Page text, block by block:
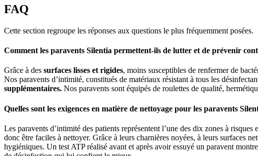
FAQ
Cette section regroupe les réponses aux questions le plus fréquemment posées.
Comment les paravents Silentia permettent-ils de lutter et de prévenir
Grâce à des surfaces lisses et rigides, moins susceptibles de renfermer de
Nos paravents d’intimité, constitués de matériaux résistant à tous les
supplémentaires. Nos paravents sont équipés de roulettes de qualité,
Quelles sont les exigences en matière de nettoyage pour les paravents
Les paravents d’intimité des patients représentent l’une des dix zones à
donc être faciles à nettoyer. Grâce à leurs charnières noyées, à leurs surfaces
hygiéniques. Un test ATP réalisé avant et après avoir essuyé un paravent